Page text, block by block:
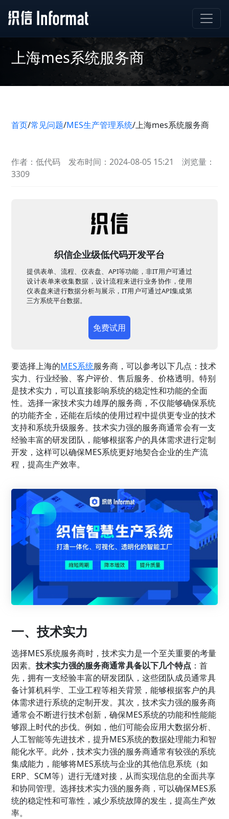
上海mes系统服务商
首页/常见问题/MES生产管理系统/上海mes系统服务商
作者：低代码 发布时间：2024-08-05 15:21
浏览量：
3309
织信企业级低代码开发平台
提供表单、流程、仪表盘、API等功能，非IT用户可通过
设计表单来收集数据，设计流程来进行业务协作，使用
仪表盘来进行数据分析与展示，IT用户可通过API集成第
三方系统平台数据。
免费试用
要选择上海的MES系统服务商，可以参考以下几点：技术
实力、行业经验、客户评价、售后服务、价格透明。特别
是技术实力，可以直接影响系统的稳定性和功能的全面
性。选择一家技术实力雄厚的服务商，不仅能够确保系统
的功能齐全，还能在后续的使用过程中提供更专业的技术
支持和系统升级服务。技术实力强的服务商通常会有一支
经验丰富的研发团队，能够根据客户的具体需求进行定制
开发，这样可以确保MES系统更好地契合企业的生产流
程，提高生产效率。
一、技术实力
选择MES系统服务商时，技术实力是一个至关重要的考量
因素。技术实力强的服务商通常具备以下几个特点 ：首
先，拥有一支经验丰富的研发团队，这些团队成员通常具
备计算机科学、工业工程等相关背景，能够根据客户的具
体需求进行系统的定制开发。其次，技术实力强的服务商
通常会不断进行技术创新，确保MES系统的功能和性能能
够跟上时代的步伐。例如，他们可能会应用大数据分析、
人工智能等先进技术，提升MES系统的数据处理能力和智
能化水平。此外，技术实力强的服务商通常有较强的系统
集成能力，能够将MES系统与企业的其他信息系统（如
ERP、SCM等）进行无缝对接，从而实现信息的全面共享
和协同管理。选择技术实力强的服务商，可以确保MES系
统的稳定性和可靠性，减少系统故障的发生，提高生产效
率。